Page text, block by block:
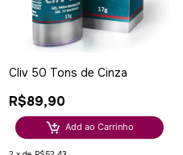
Cliv 50 Tons de Cinza
R$89,90
Add ao Carrinho